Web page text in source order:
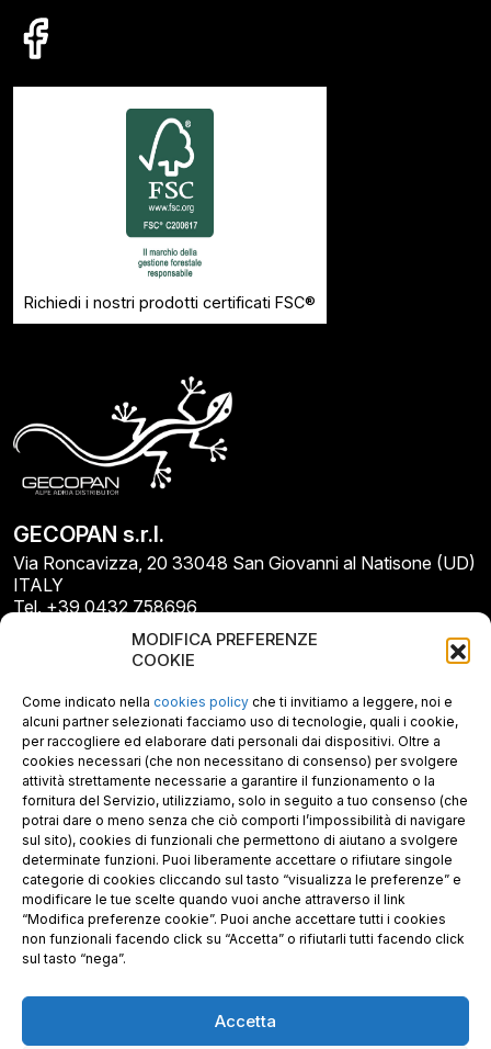
MODIFICA PREFERENZE
COOKIE
Come indicato nella cookies policy che ti invitiamo a leggere, noi e
alcuni partner selezionati facciamo uso di tecnologie, quali i cookie,
per raccogliere ed elaborare dati personali dai dispositivi. Oltre a
cookies necessari (che non necessitano di consenso) per svolgere
attività strettamente necessarie a garantire il funzionamento o la
fornitura del Servizio, utilizziamo, solo in seguito a tuo consenso (che
potrai dare o meno senza che ciò comporti l’impossibilità di navigare
sul sito), cookies di funzionali che permettono di aiutano a svolgere
determinate funzioni. Puoi liberamente accettare o rifiutare singole
categorie di cookies cliccando sul tasto “visualizza le preferenze” e
modificare le tue scelte quando vuoi anche attraverso il link
“Modifica preferenze cookie”. Puoi anche accettare tutti i cookies
non funzionali facendo click su “Accetta” o rifiutarli tutti facendo click
sul tasto “nega”.
Accetta
Richiedi i nostri prodotti certificati FSC®
GECOPAN s.r.l.
Via Roncavizza, 20 33048 San Giovanni al Natisone (UD)
ITALY
Tel. +39 0432 758696
E-mail: info@gecopan.it
E-mail PEC: gecopan@pec.it
P.I. E C.F. 02487660306
N. REA UD 264834
Capitale sociale € 30.000
Richiedi i nostri prodotti certificati FSC®